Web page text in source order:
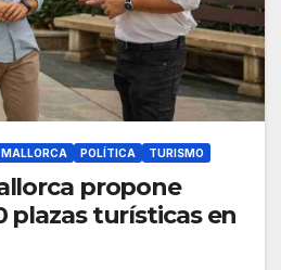
MALLORCA POLÍTICA TURISMO
propone
plazas turísticas en